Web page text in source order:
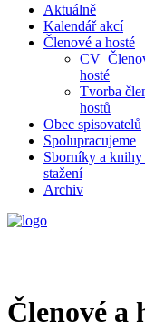
Aktuálně
Kalendář akcí
Členové a hosté
hosté
Tvorba
hostů
Obec spisovatelů
Spolupracujeme
Sborníky a knihy
stažení
Archiv
Členové a